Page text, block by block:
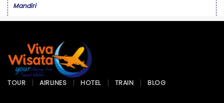
Mandiri
TOUR AIRLINES HOTEL TRAIN BLOG